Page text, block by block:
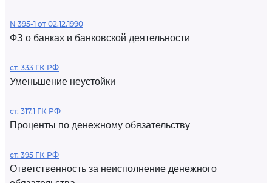
N 395-1 от 02.12.1990
ФЗ о банках и банковской деятельности
ст. 333 ГК РФ
Уменьшение неустойки
ст. 317.1 ГК РФ
Проценты по денежному обязательству
ст. 395 ГК РФ
Ответственность за неисполнение денежного